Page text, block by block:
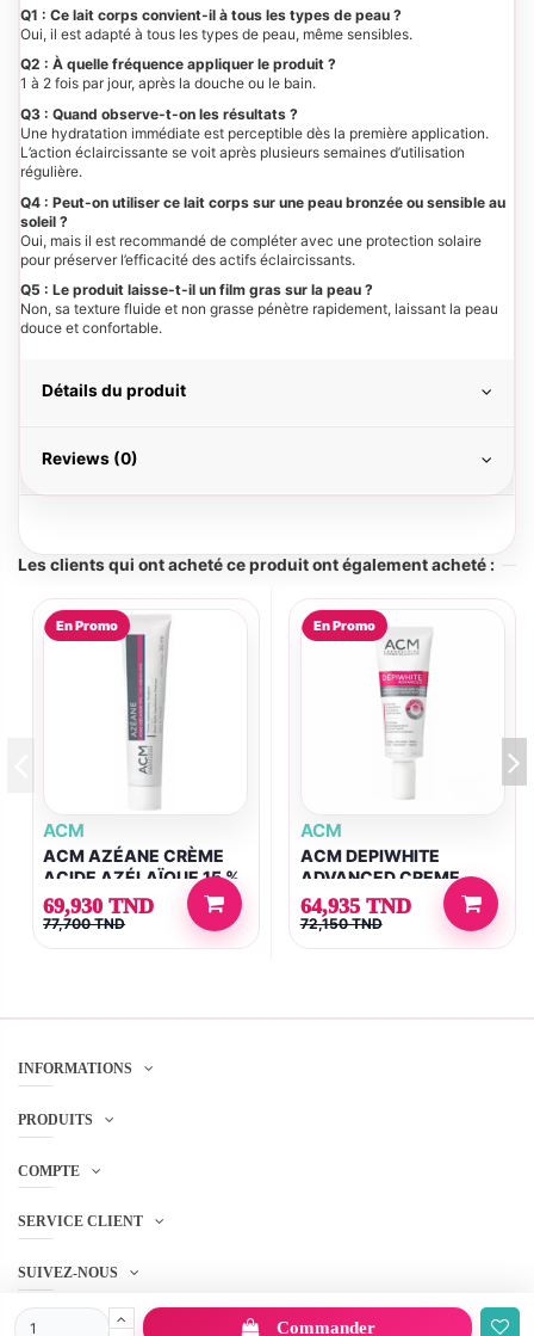
Commander
Q1 : Ce lait corps convient-il à tous les types de peau ?
Oui, il est adapté à tous les types de peau, même sensibles.
Q2 : À quelle fréquence appliquer le produit ?
1 à 2 fois par jour, après la douche ou le bain.
Q3 : Quand observe-t-on les résultats ?
Une hydratation immédiate est perceptible dès la première application.
L’action éclaircissante se voit après plusieurs semaines d’utilisation
régulière.
Q4 : Peut-on utiliser ce lait corps sur une peau bronzée ou sensible au
soleil ?
Oui, mais il est recommandé de compléter avec une protection solaire
pour préserver l’efficacité des actifs éclaircissants.
Q5 : Le produit laisse-t-il un film gras sur la peau ?
Non, sa texture fluide et non grasse pénètre rapidement, laissant la peau
douce et confortable.
Détails du produit
Reviews (0)
Les clients qui ont acheté ce produit ont également acheté :
En Promo
ACM
ACM AZÉANE CRÈME
ACIDE AZÉLAÏQUE 15 %
30 ML
69,930 TND
77,700 TND
En Promo
ACM
ACM DEPIWHITE
ADVANCED CREME
DEPIGMENTANTE 40ML
64,935 TND
72,150 TND
INFORMATIONS
PRODUITS
COMPTE
SERVICE CLIENT
SUIVEZ-NOUS